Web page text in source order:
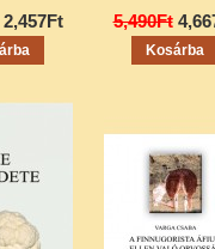
2,457Ft 5,490Ft